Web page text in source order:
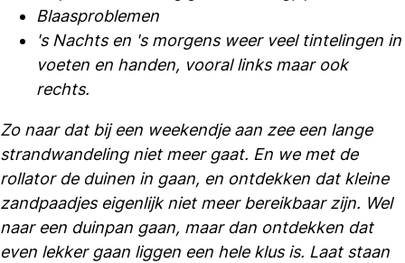
Blaasproblemen
's Nachts en 's morgens weer veel tintelingen in
voeten en handen, vooral links maar ook
rechts.
Zo naar dat bij een weekendje aan zee een lange
strandwandeling niet meer gaat. En we met de
rollator de duinen in gaan, en ontdekken dat kleine
zandpaadjes eigenlijk niet meer bereikbaar zijn. Wel
naar een duinpan gaan, maar dan ontdekken dat
even lekker gaan liggen een hele klus is. Laat staan